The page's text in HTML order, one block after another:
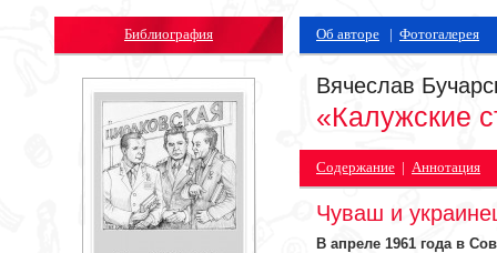
Библиография Об авторе | Фотогалерея
Вячеслав
«Калужские
Содержание | Аннотация
Чуваш и
В апреле 1961 года в